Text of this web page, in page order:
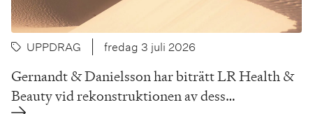
UPPDRAG fredag 3 juli 2026
Gernandt & Danielsson har biträtt LR Health &
Beauty vid rekonstruktionen av dess…